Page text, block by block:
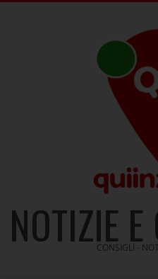
NOTIZIE
CONSIGLI -